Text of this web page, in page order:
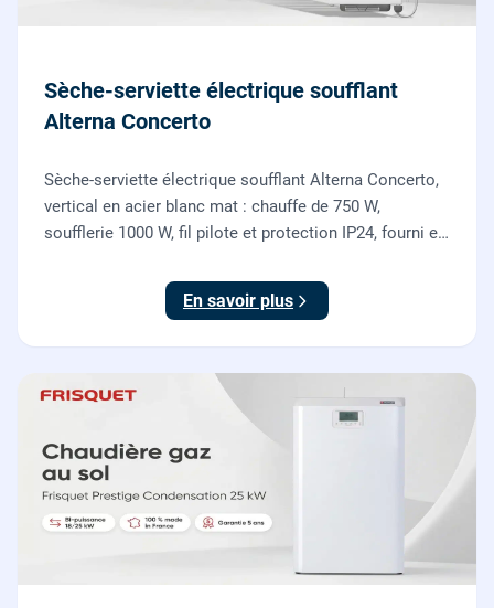
Sèche-serviette électrique soufflant
Alterna Concerto
Sèche-serviette électrique soufflant Alterna Concerto,
vertical en acier blanc mat : chauffe de 750 W,
soufflerie 1000 W, fil pilote et protection IP24, fourni et
En savoir plus